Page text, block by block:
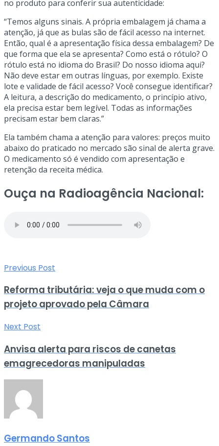
no produto para conferir sua autenticidade:
“Temos alguns sinais. A própria embalagem já chama a
atenção, já que as bulas são de fácil acesso na internet.
Então, qual é a apresentação física dessa embalagem? De
que forma que ela se apresenta? Como está o rótulo? O
rótulo está no idioma do Brasil? Do nosso idioma aqui?
Não deve estar em outras línguas, por exemplo. Existe
lote e validade de fácil acesso? Você consegue identificar?
A leitura, a descrição do medicamento, o princípio ativo,
ela precisa estar bem legível. Todas as informações
precisam estar bem claras.”
Ela também chama a atenção para valores: preços muito
abaixo do praticado no mercado são sinal de alerta grave.
O medicamento só é vendido com apresentação e
retenção da receita médica.
Ouça na Radioagência Nacional:
Previous Post
Reforma tributária: veja o que muda com o
projeto aprovado pela Câmara
Next Post
Anvisa alerta para riscos de canetas
emagrecedoras manipuladas
Germando Santos